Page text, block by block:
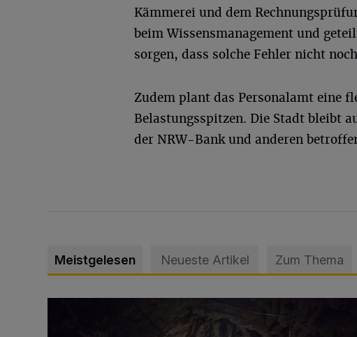
Kämmerei und dem
beim Wissensmanagement und
sorgen, dass solche Fehler nicht
Zudem plant das Personalamt eine
Belastungsspitzen. Die Stadt bleibt
der NRW-Bank und anderen
Meistgelesen Neueste Artikel Zum Thema